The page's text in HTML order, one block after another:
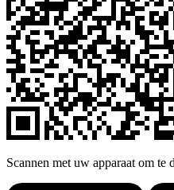
Scannen met uw apparaat om